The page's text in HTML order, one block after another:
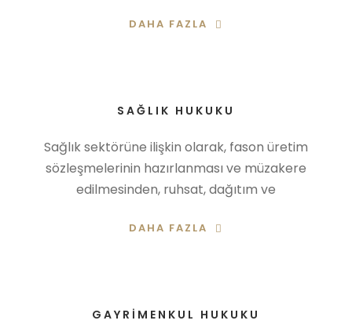
DAHA FAZLA
SAĞLIK HUKUKU
Sağlık sektörüne ilişkin olarak, fason üretim
sözleşmelerinin hazırlanması ve müzakere
edilmesinden, ruhsat, dağıtım ve
DAHA FAZLA
GAYRIMENKUL HUKUKU